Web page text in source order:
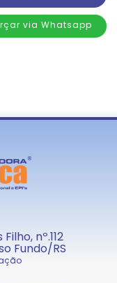
via Whatsapp
nº.112
Fundo/RS